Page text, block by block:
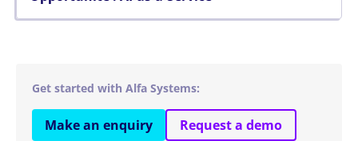
Get started with Alfa Systems:
Make an enquiry Request a demo